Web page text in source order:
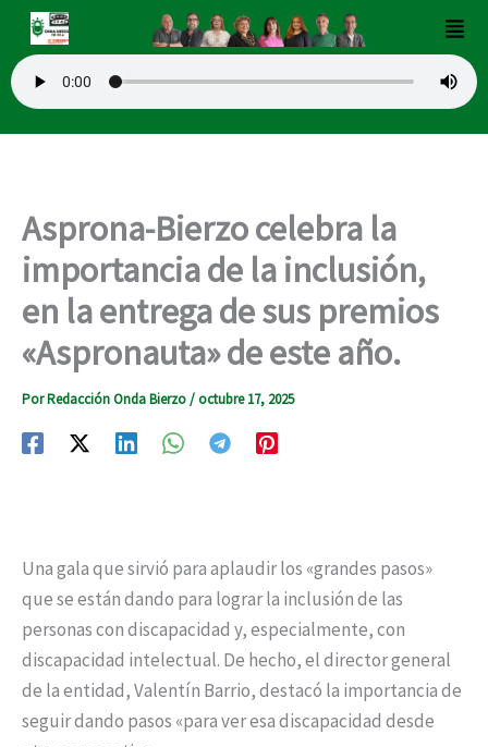
contenido
Asprona-Bierzo celebra la
importancia de la inclusión,
en la entrega de sus premios
«Aspronauta» de este año.
PorRedacción Onda Bierzo/octubre 17, 2025
Una gala que sirvió para aplaudir los «grandes pasos»
que se están dando para lograr la inclusión de las
personas con discapacidad y, especialmente, con
discapacidad intelectual. De hecho, el director general
de la entidad, Valentín Barrio, destacó la importancia de
seguir dando pasos «para ver esa discapacidad desde